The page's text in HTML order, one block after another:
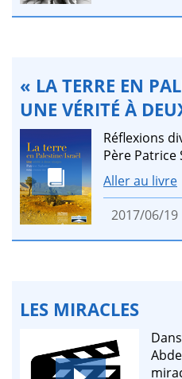
« LA TERRE EN
UNE VÉRITÉ À
Réflexions
Père Patrice
Aller au livre
2017/06/19
LES MIRACLES